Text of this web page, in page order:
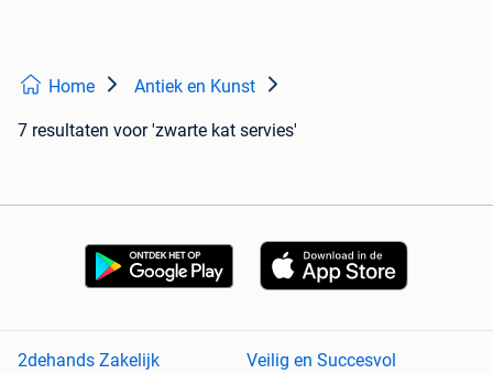
Home Antiek en Kunst
7 resultaten voor 'zwarte kat servies'
2dehands Zakelijk Veilig en Succesvol